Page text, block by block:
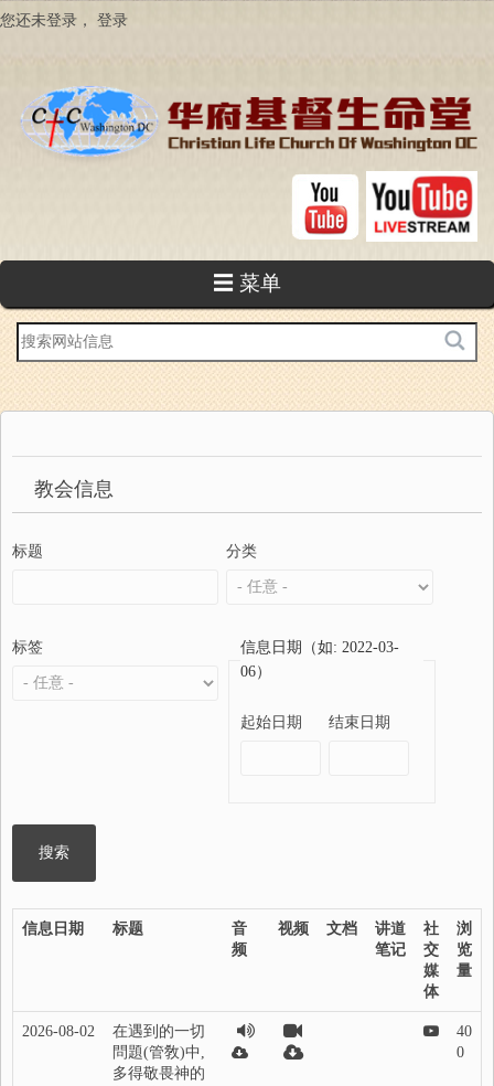
跳
您还未登录， 登录
☰ 菜单
站
内
搜
索
教会信息
标题 分类
标签
信息日期（如: 2022-03-
06）
起始日期 结束日期
信息日期 标题
音
频
视频 文档
讲道
笔记
社
交
媒
体
浏
览
量
2026-08-02
在遇到的一切
問題(管敎)中,
多得敬畏神的
40
0